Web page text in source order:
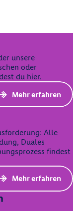
unsere
oder
du hier.
Mehr erfahren
Alle
Duales
findest
Mehr erfahren